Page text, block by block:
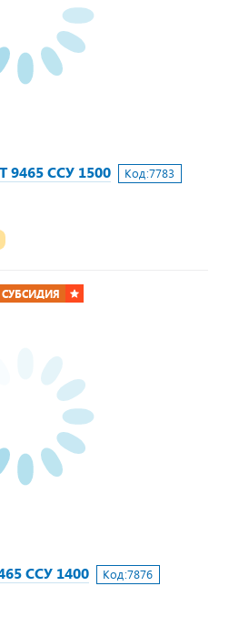
9465 ССУ 1500 Код:7783
СУБСИДИЯ
ССУ 1400 Код:7876